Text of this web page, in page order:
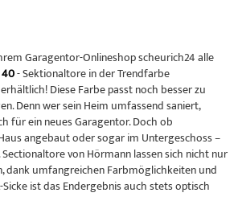
Garagentor-Onlineshop scheurich24 alle
40- Sektionaltore in der Trendfarbe
erhältlich! Diese Farbe passt noch besser zu
Denn wer sein Heim umfassend saniert,
für ein neues Garagentor. Doch ob
angebaut oder sogar im Untergeschoss –
von Hörmann lassen sich nicht nur
dank umfangreichen Farbmöglichkeiten und
ist das Endergebnis auch stets optisch